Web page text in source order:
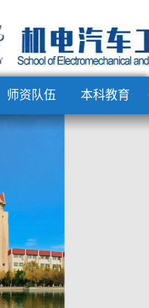
师资队伍 本科教育